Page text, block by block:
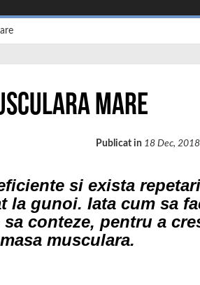
mare
Publicat in 18 Dec, 2018
si exista repetari
la gunoi. Iata cum sa
sa conteze, pentru a
musculara.